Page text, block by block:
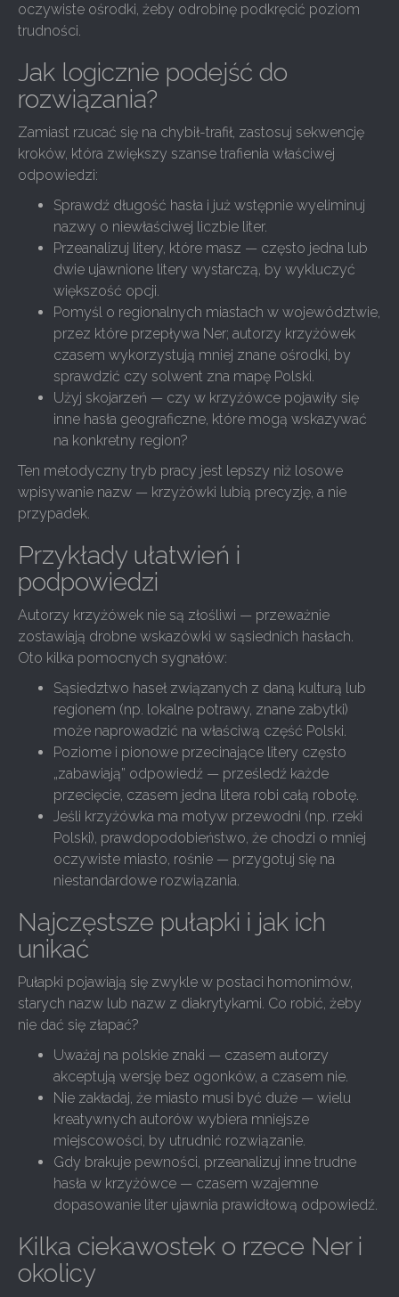
oczywiste ośrodki, żeby odrobinę podkręcić poziom
trudności.
Jak logicznie podejść do
rozwiązania?
Zamiast rzucać się na chybił-trafił, zastosuj sekwencję
kroków, która zwiększy szanse trafienia właściwej
odpowiedzi:
Sprawdź długość hasła i już wstępnie wyeliminuj
nazwy o niewłaściwej liczbie liter.
Przeanalizuj litery, które masz — często jedna lub
dwie ujawnione litery wystarczą, by wykluczyć
większość opcji.
Pomyśl o regionalnych miastach w województwie,
przez które przepływa Ner; autorzy krzyżówek
czasem wykorzystują mniej znane ośrodki, by
sprawdzić czy solwent zna mapę Polski.
Użyj skojarzeń — czy w krzyżówce pojawiły się
inne hasła geograficzne, które mogą wskazywać
na konkretny region?
Ten metodyczny tryb pracy jest lepszy niż losowe
wpisywanie nazw — krzyżówki lubią precyzję, a nie
przypadek.
Przykłady ułatwień i
podpowiedzi
Autorzy krzyżówek nie są złośliwi — przeważnie
zostawiają drobne wskazówki w sąsiednich hasłach.
Oto kilka pomocnych sygnałów:
Sąsiedztwo haseł związanych z daną kulturą lub
regionem (np. lokalne potrawy, znane zabytki)
może naprowadzić na właściwą część Polski.
Poziome i pionowe przecinające litery często
„zabawiają” odpowiedź — prześledź każde
przecięcie, czasem jedna litera robi całą robotę.
Jeśli krzyżówka ma motyw przewodni (np. rzeki
Polski), prawdopodobieństwo, że chodzi o mniej
oczywiste miasto, rośnie — przygotuj się na
niestandardowe rozwiązania.
Najczęstsze pułapki i jak ich
unikać
Pułapki pojawiają się zwykle w postaci homonimów,
starych nazw lub nazw z diakrytykami. Co robić, żeby
nie dać się złapać?
Uważaj na polskie znaki — czasem autorzy
akceptują wersję bez ogonków, a czasem nie.
Nie zakładaj, że miasto musi być duże — wielu
kreatywnych autorów wybiera mniejsze
miejscowości, by utrudnić rozwiązanie.
Gdy brakuje pewności, przeanalizuj inne trudne
hasła w krzyżówce — czasem wzajemne
dopasowanie liter ujawnia prawidłową odpowiedź.
Kilka ciekawostek o rzece Ner i
okolicy